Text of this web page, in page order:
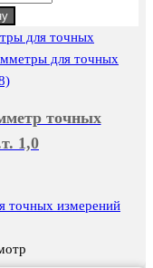
точных
1,0
точных измерений